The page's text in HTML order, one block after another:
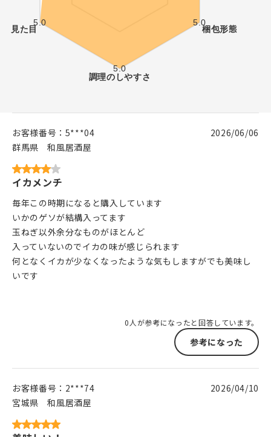
お客様番号： 5***04
群馬県
和風居酒屋
2026/06/06
イカメンチ
毎年この時期になると購入しています
いかのゲソが結構入ってます
玉ねぎ以外余分なものがほとんど
入っていないのでイカの味が感じられます
何となくイカが少なくなったような気もしますがでも美味し
いです
0人が参考になったと回答しています。
参考になった
お客様番号： 2***74
宮城県
和風居酒屋
2026/04/10